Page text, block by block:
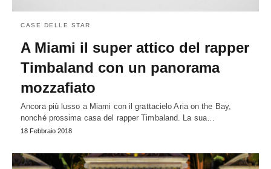
CASE DELLE STAR
A Miami il super attico del rapper
Timbaland con un panorama
mozzafiato
Ancora più lusso a Miami con il grattacielo Aria on the Bay,
nonché prossima casa del rapper Timbaland. La sua…
18 Febbraio 2018